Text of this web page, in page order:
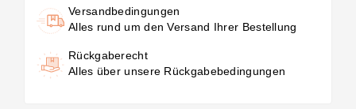
Versandbedingungen
Alles rund um den Versand Ihrer Bestellung
Rückgaberecht
Alles über unsere Rückgabebedingungen